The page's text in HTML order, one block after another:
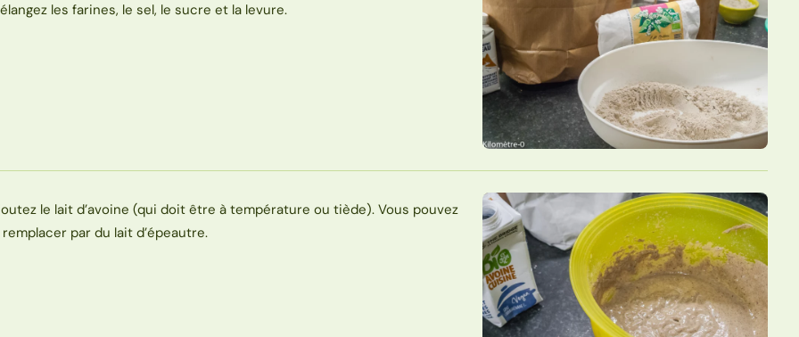
les farines, le sel, le sucre et la levure.
le lait d’avoine (qui doit être à température ou tiède). Vous pouvez
remplacer par du lait d’épeautre.